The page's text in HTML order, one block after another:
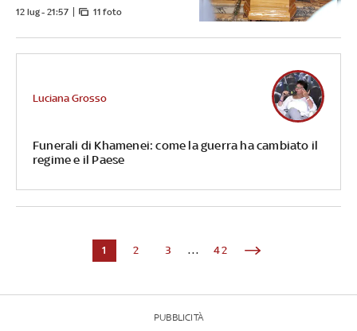
12 lug - 21:57 11 foto
Funerali di Khamenei: come la guerra ha cambiato il
regime e il Paese
Luciana Grosso
1 2 3 ... 42
PUBBLICITÀ